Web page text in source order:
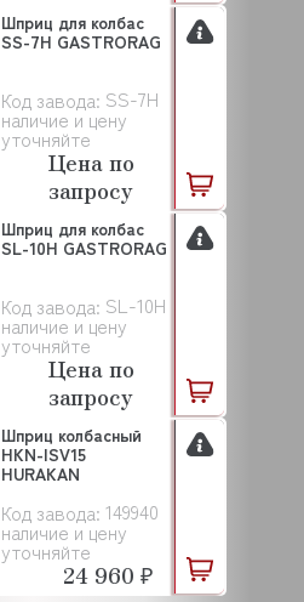
Код завода: SS-7H
наличие и цену
уточняйте
Шприц для колбас
SS-7H GASTRORAG
Цена по
запросу
Код завода: SL-10H
наличие и цену
уточняйте
Шприц для колбас
SL-10H GASTRORAG
Цена по
запросу
Код завода: 149940
наличие и цену
уточняйте
Шприц колбасный
HKN-ISV15
HURAKAN
24 960 ₽